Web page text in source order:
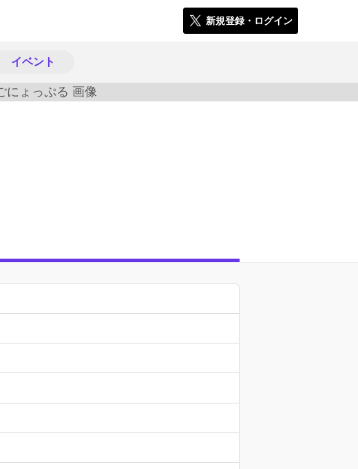
新規登録・ログイン
イベント